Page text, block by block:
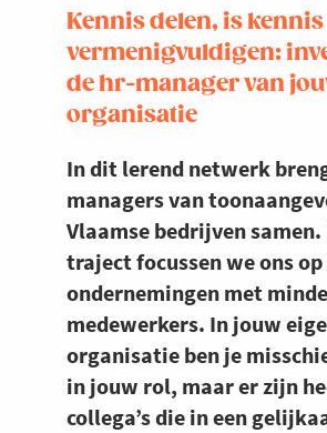
Kennis delen, is kennis
vermenigvuldigen:
de hr-manager van
organisatie
In dit lerend netwerk
managers van
Vlaamse bedrijven
traject focussen we ons op
ondernemingen met
medewerkers. In jouw
organisatie ben je
in jouw rol, maar er zijn
collega’s die in een